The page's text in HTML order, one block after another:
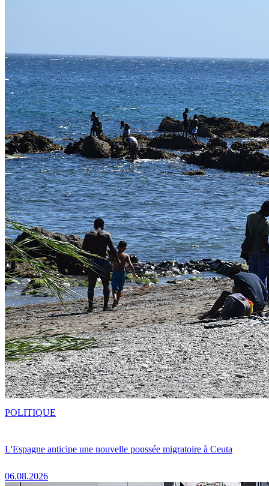
L'Espagne anticipe une nouvelle poussée migratoire à Ceuta
06.08.2026
POLITIQUE